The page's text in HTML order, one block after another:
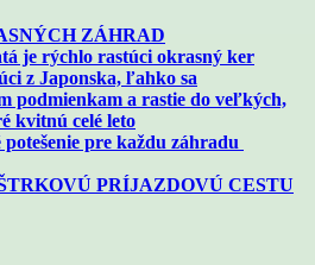
ZÁHRAD
pre každu záhradu
PRÍJAZDOVÚ CESTU